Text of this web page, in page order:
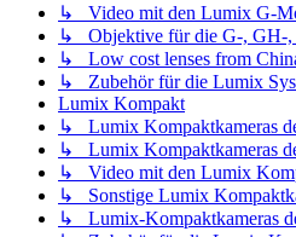
↳ Video mit den Lumix G-
↳ Objektive für die G-, GH-,
↳ Low cost lenses from
↳ Zubehör für die Lumix
Lumix Kompakt
↳ Lumix Kompaktkameras
↳ Lumix Kompaktkameras
↳ Video mit den Lumix
↳ Sonstige Lumix
↳ Lumix-Kompaktkameras